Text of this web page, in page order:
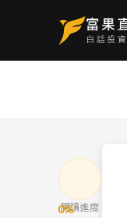
0%
閱讀進度